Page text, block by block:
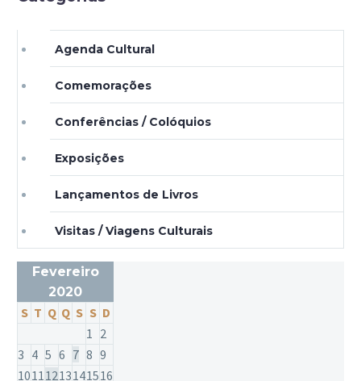
Agenda Cultural
Comemorações
Conferências / Colóquios
Exposições
Lançamentos de Livros
Visitas / Viagens Culturais
Fevereiro
2020
S T Q Q S S D
1 2
3 4 5 6 7 8 9
1011 1213141516